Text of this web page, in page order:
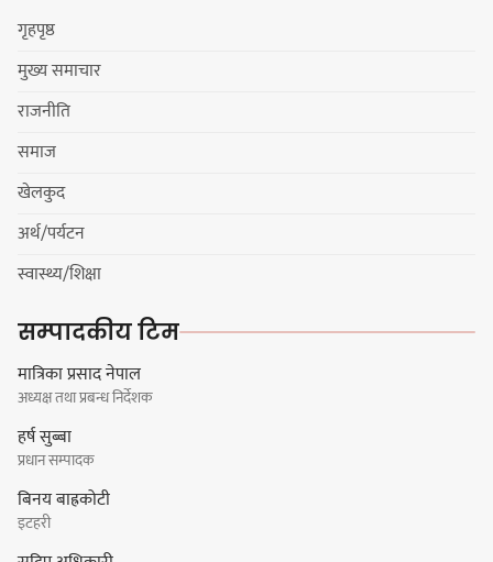
गृहपृष्ठ
मुख्य समाचार
राजनीति
समाज
खेलकुद
अर्थ/पर्यटन
स्वास्थ्य/शिक्षा
सम्पादकीय टिम
मात्रिका प्रसाद नेपाल
अध्यक्ष तथा प्रबन्ध निर्देशक
हर्ष सुब्बा
प्रधान सम्पादक
बिनय बाह्रकोटी
इटहरी